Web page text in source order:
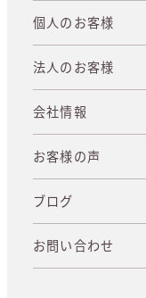
個人のお客様
法人のお客様
会社情報
お客様の声
ブログ
お問い合わせ